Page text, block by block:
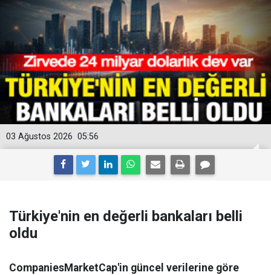
05:56
03 Ağustos 2026
Türkiye'nin en değerli bankaları belli
oldu
CompaniesMarketCap'in güncel verilerine göre